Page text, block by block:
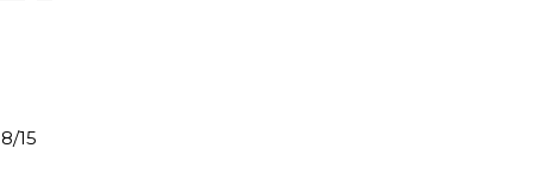
15